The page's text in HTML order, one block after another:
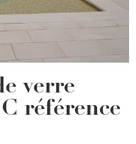
verre
référence